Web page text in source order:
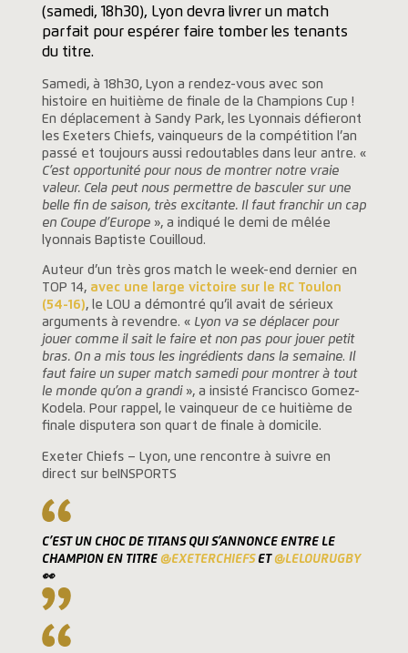
(samedi, 18h30), Lyon devra livrer un match
parfait pour espérer faire tomber les tenants
du titre.
Samedi, à 18h30, Lyon a rendez-vous avec son
histoire en huitième de finale de la Champions Cup !
En déplacement à Sandy Park, les Lyonnais défieront
les Exeters Chiefs, vainqueurs de la compétition l’an
passé et toujours aussi redoutables dans leur antre. «
C’est opportunité pour nous de montrer notre vraie
valeur. Cela peut nous permettre de basculer sur une
belle fin de saison, très excitante. Il faut franchir un cap
en Coupe d’Europe», a indiqué le demi de mêlée
lyonnais Baptiste Couilloud.
Auteur d’un très gros match le week-end dernier en
TOP 14, avec une large victoire sur le RC Toulon
(54-16), le LOU a démontré qu’il avait de sérieux
arguments à revendre. « Lyon va se déplacer pour
jouer comme il sait le faire et non pas pour jouer petit
bras. On a mis tous les ingrédients dans la semaine. Il
faut faire un super match samedi pour montrer à tout
le monde qu’on a grandi», a insisté Francisco Gomez-
Kodela. Pour rappel, le vainqueur de ce huitième de
finale disputera son quart de finale à domicile.
Exeter Chiefs – Lyon, une rencontre à suivre en
direct sur beINSPORTS
C’EST UN CHOC DE TITANS QUI S’ANNONCE ENTRE LE
CHAMPION EN TITRE @EXETERCHIEFSET@LELOURUGBY
👀